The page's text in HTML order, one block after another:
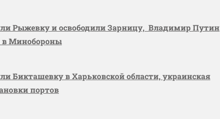
Рыжевку и освободили Зарницу, Владимир Путин
в Минобороны
Бикташевку в Харьковской области, украинская
портов